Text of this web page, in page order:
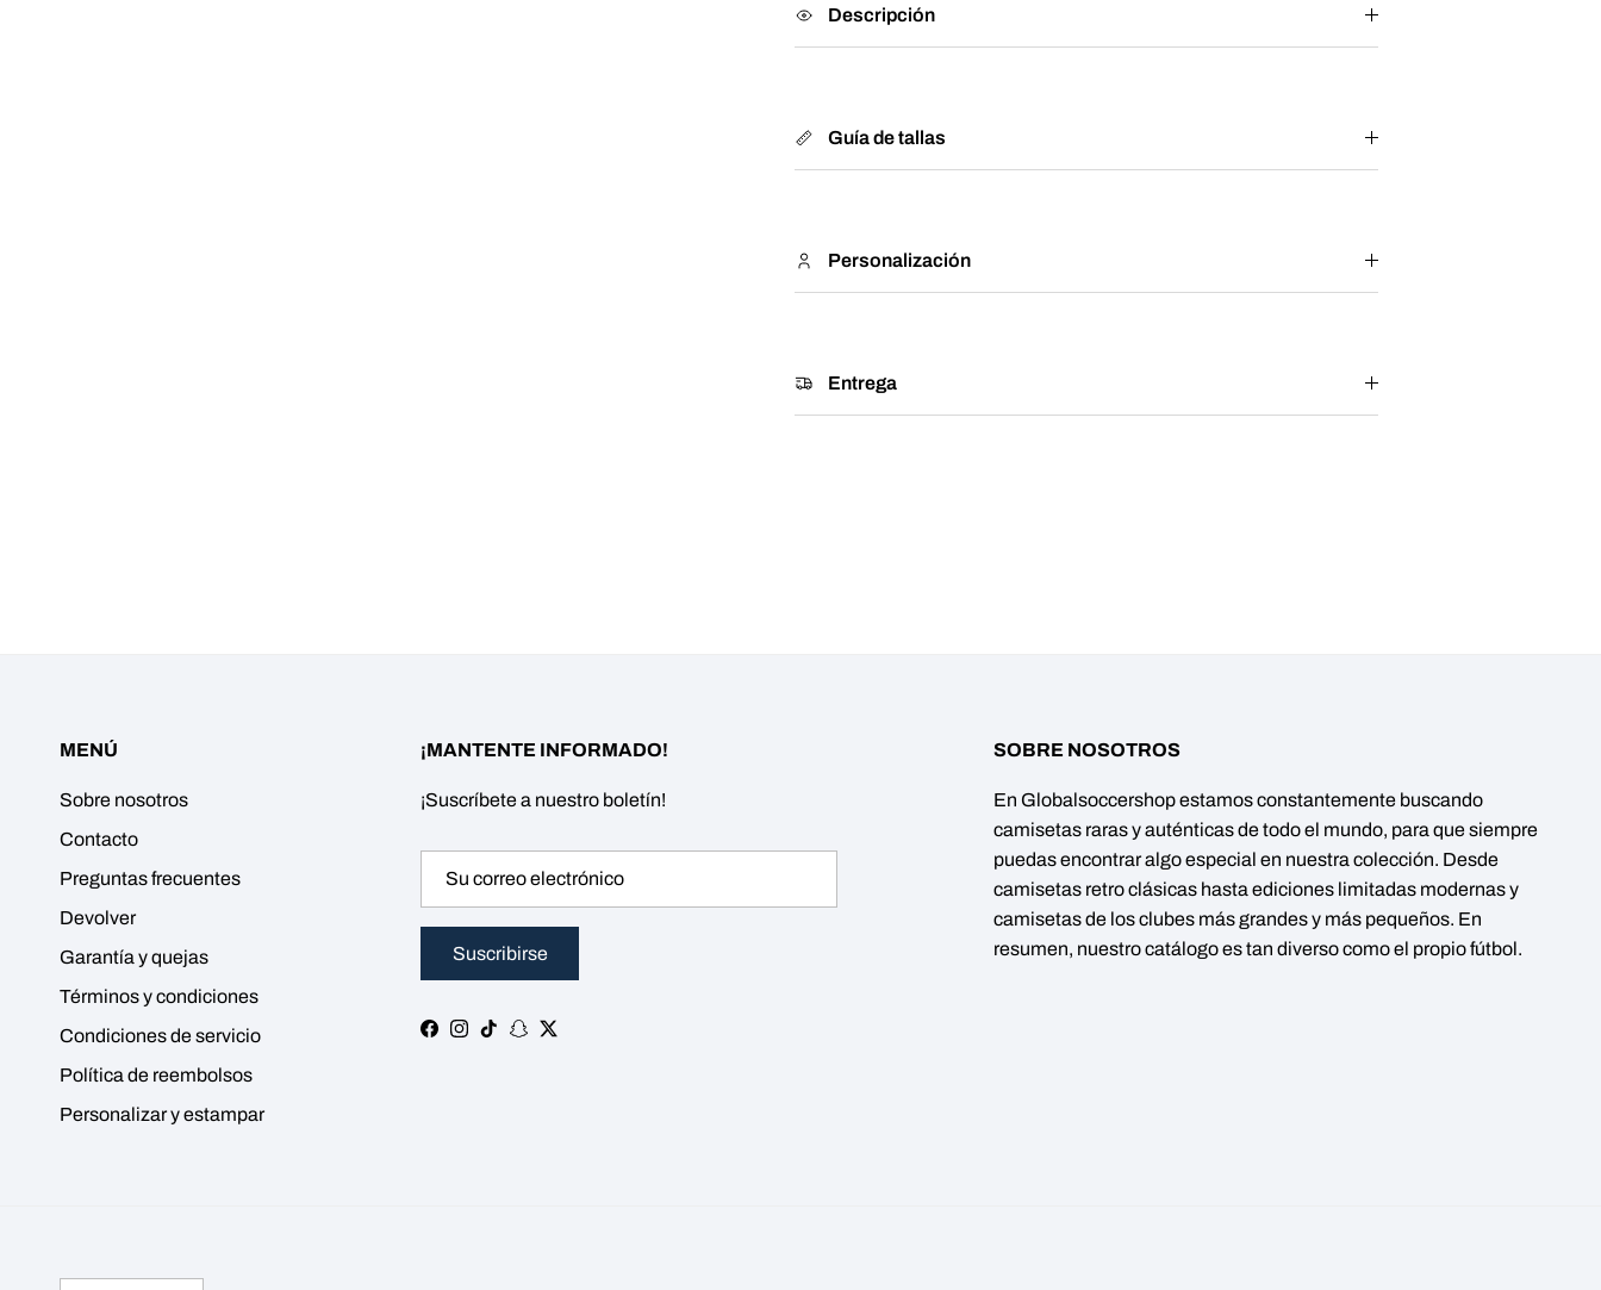
Descripción
Guía de tallas
Personalización
Entrega
MENÚ
Sobre nosotros
Contacto
Preguntas frecuentes
Devolver
Garantía y quejas
Términos y condiciones
Condiciones de servicio
Política de reembolsos
Personalizar y estampar
¡MANTENTE INFORMADO!
¡Suscríbete a nuestro boletín!
Suscribirse
Facebook
Instagram
TikTokSnapchat
Twitter
SOBRE NOSOTROS
En Globalsoccershop estamos constantemente buscando
camisetas raras y auténticas de todo el mundo, para que siempre
puedas encontrar algo especial en nuestra colección. Desde
camisetas retro clásicas hasta ediciones limitadas modernas y
camisetas de los clubes más grandes y más pequeños. En
resumen, nuestro catálogo es tan diverso como el propio fútbol.